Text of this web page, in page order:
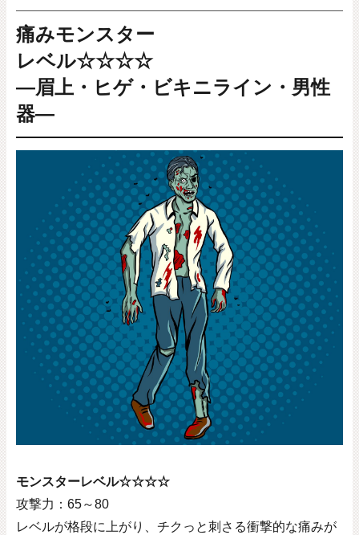
痛みモンスター
レベル☆☆☆☆
―眉上・ヒゲ・ビキニライン・男性
器―
モンスターレベル☆☆☆☆
攻撃力： 65～80
レベルが格段に上がり、チクっと刺さる衝撃的な痛みが